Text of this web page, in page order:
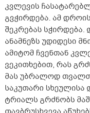
კვლევის
გვჭირდება. ამ
შეკრებას
ანამნეზს უდიდესი
ამიტომ ჩვენთან
ვეკითხებით, რას
მას უბრალოდ
საკუთარი სხეულისა
ტრიალს გრძნობს